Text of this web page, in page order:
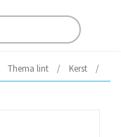
Thema lint / Kerst
/